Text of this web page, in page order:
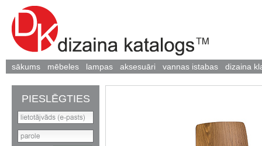
sākums mēbeles lampas aksesuāri vannas istabas dizaina
PIESLĒGTIES